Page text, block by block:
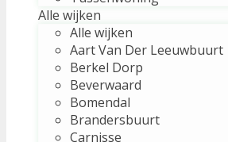
Alle wijken
Alle wijken
Aart Van Der Leeuwbuurt
Berkel Dorp
Beverwaard
Bomendal
Brandersbuurt
Carnisse